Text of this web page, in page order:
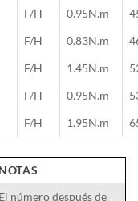
F/H 0.95N.m
F/H 0.83N.m
F/H 1.45N.m
F/H 0.95N.m
F/H 1.95N.m
NOTAS
El número después de